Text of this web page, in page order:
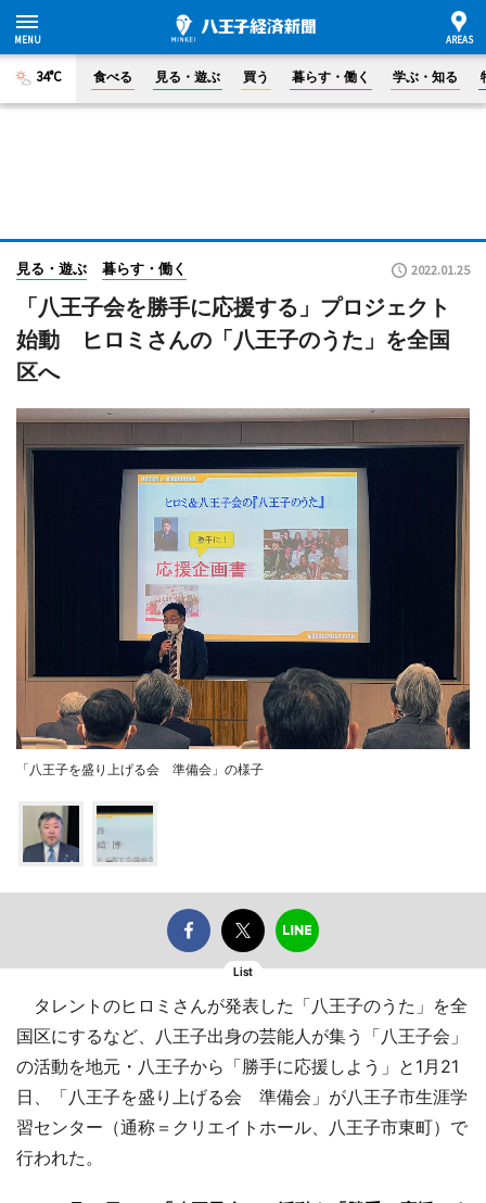
34°C 食べる 見る・遊ぶ 買う 暮らす・働く 学ぶ・知る
見る・遊ぶ 暮らす・働く 2022.01.25
「八王子会を勝手に応援する」プロジェクト
始動 ヒロミさんの「八王子のうた」を全国
区へ
「八王子を盛り上げる会 準備会」の様子
List
タレントのヒロミさんが発表した「八王子のうた」を全
国区にするなど、八王子出身の芸能人が集う「八王子会」
の活動を地元・八王子から「勝手に応援しよう」と1月21
日、「八王子を盛り上げる会 準備会」が八王子市生涯学
習センター（通称＝クリエイトホール、八王子市東町）で
行われた。